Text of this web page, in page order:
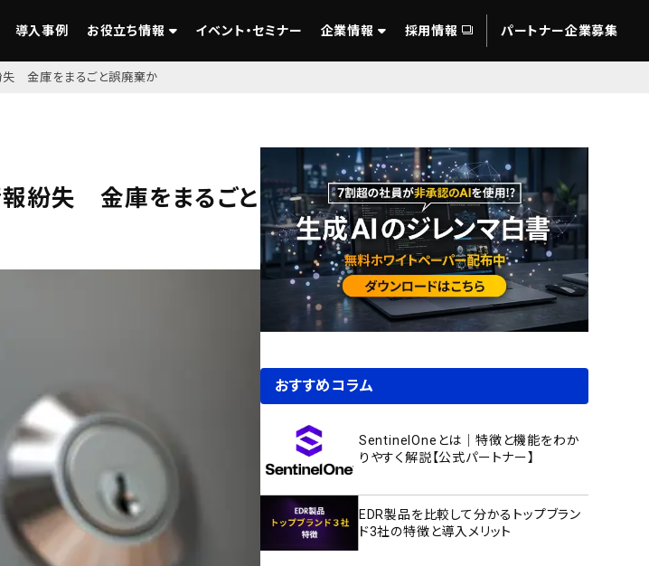
導入事例 お役立ち情報 イベント・セミナー 企業情報 採用情報 パートナー企業募集
金庫をまるごと誤廃棄か
紛失 金庫をまるごと
おすすめコラム
SentinelOneとは｜特徴と機能をわか
りやすく解説【公式パートナー】
EDR製品を比較して分かるトップブラン
ド3社の特徴と導入メリット